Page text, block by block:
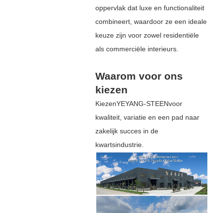
oppervlak dat luxe en functionaliteit
combineert, waardoor ze een ideale
keuze zijn voor zowel residentiële
als commerciële interieurs.
Waarom voor ons
kiezen
KiezenYEYANG-STEENvoor
kwaliteit, variatie en een pad naar
zakelijk succes in de
kwartsindustrie.